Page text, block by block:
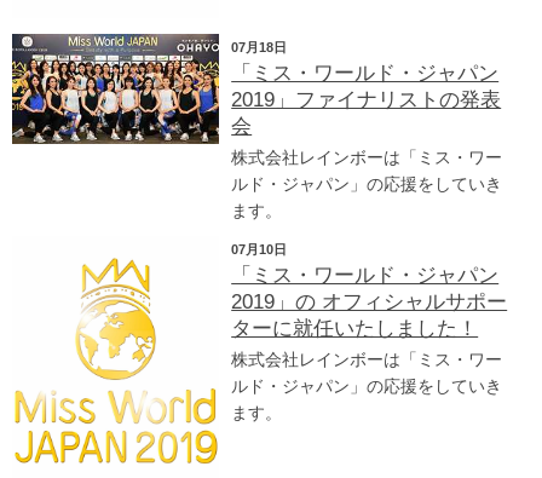
07月18日
「ミス・ワールド・ジャパン
2019」ファイナリストの発表
会
株式会社レインボーは「ミス・ワー
ルド・ジャパン」の応援をしていき
ます。
07月10日
「ミス・ワールド・ジャパン
2019」の オフィシャルサポー
ターに就任いたしました！
株式会社レインボーは「ミス・ワー
ルド・ジャパン」の応援をしていき
ます。